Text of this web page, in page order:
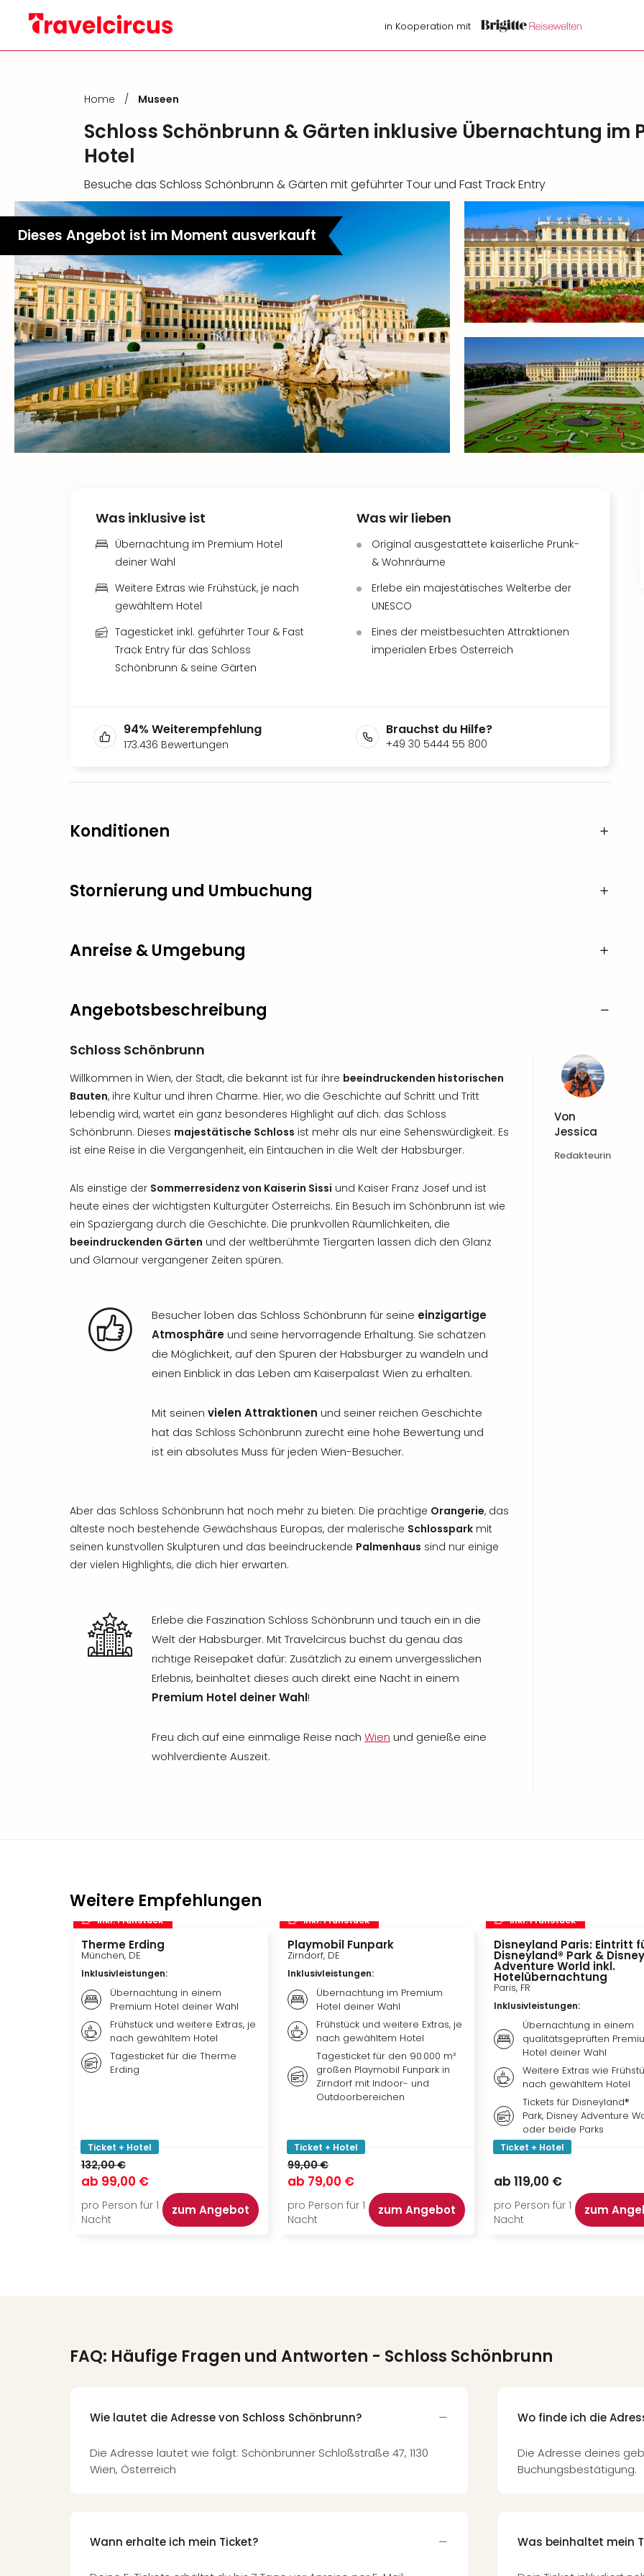
in Kooperation mit
Home / Museen
Schloss Schönbrunn & Gärten inklusive Übernachtung im
Hotel
Besuche das Schloss Schönbrunn & Gärten mit geführter Tour und Fast Track Entry
Dieses Angebot ist im Moment ausverkauft
Was inklusive ist
Übernachtung im Premium Hotel
deiner Wahl
Weitere Extras wie Frühstück, je nach
gewähltem Hotel
Tagesticket inkl. geführter Tour & Fast
Track Entry für das Schloss
Schönbrunn & seine Gärten
Was wir lieben
Original ausgestattete kaiserliche Prunk-
& Wohnräume
Erlebe ein majestätisches Welterbe der
UNESCO
Eines der meistbesuchten Attraktionen
imperialen Erbes Österreich
94% Weiterempfehlung
173.436 Bewertungen
Brauchst du Hilfe?
+49 30 5444 55 800
Konditionen
Stornierung und Umbuchung
Anreise & Umgebung
Angebotsbeschreibung
Schloss Schönbrunn
Willkommen in Wien, der Stadt, die bekannt ist für ihre beeindruckenden historischen
Bauten, ihre Kultur und ihren Charme. Hier, wo die Geschichte auf Schritt und Tritt
lebendig wird, wartet ein ganz besonderes Highlight auf dich: das Schloss
Schönbrunn. Dieses majestätische Schloss ist mehr als nur eine Sehenswürdigkeit. Es
ist eine Reise in die Vergangenheit, ein Eintauchen in die Welt der Habsburger.
Als einstige der Sommerresidenz von Kaiserin Sissi und Kaiser Franz Josef und ist
heute eines der wichtigsten Kulturgüter Österreichs. Ein Besuch im Schönbrunn ist wie
ein Spaziergang durch die Geschichte. Die prunkvollen Räumlichkeiten, die
beeindruckenden Gärten und der weltberühmte Tiergarten lassen dich den Glanz
und Glamour vergangener Zeiten spüren.
Besucher loben das Schloss Schönbrunn für seine einzigartige
Atmosphäreund seine hervorragende Erhaltung. Sie schätzen
die Möglichkeit, auf den Spuren der Habsburger zu wandeln und
einen Einblick in das Leben am Kaiserpalast Wien zu erhalten.
Mit seinen vielen Attraktionen und seiner reichen Geschichte
hat das Schloss Schönbrunn zurecht eine hohe Bewertung und
ist ein absolutes Muss für jeden Wien-Besucher.
Aber das Schloss Schönbrunn hat noch mehr zu bieten: Die prächtige Orangerie, das
älteste noch bestehende Gewächshaus Europas, der malerische Schlosspark mit
seinen kunstvollen Skulpturen und das beeindruckende Palmenhaus sind nur einige
der vielen Highlights, die dich hier erwarten.
Erlebe die Faszination Schloss Schönbrunn und tauch ein in die
Welt der Habsburger. Mit Travelcircus buchst du genau das
richtige Reisepaket dafür: Zusätzlich zu einem unvergesslichen
Erlebnis, beinhaltet dieses auch direkt eine Nacht in einem
Premium Hotel deiner Wahl!
Freu dich auf eine einmalige Reise nach Wien und genieße eine
wohlverdiente Auszeit.
Von
Jessica
Redakteurin
Weitere Empfehlungen
inkl. Frühstück
Therme Erding
München, DE
Inklusivleistungen:
Übernachtung in einem
Premium Hotel deiner Wahl
Frühstück und weitere Extras, je
nach gewähltem Hotel
Tagesticket für die Therme
Erding
Ticket + Hotel
132,00 €
ab 99,00 €
pro Person für 1
Nacht
zum Angebot
inkl. Frühstück
Playmobil Funpark
Zirndorf, DE
Inklusivleistungen:
Übernachtung im Premium
Hotel deiner Wahl
Frühstück und weitere Extras, je
nach gewähltem Hotel
Tagesticket für den 90.000 m²
großen Playmobil Funpark in
Zirndorf mit Indoor- und
Outdoorbereichen
Ticket + Hotel
99,00 €
ab 79,00 €
pro Person für 1
Nacht
zum Angebot
inkl. Frühstück
Disneyland Paris: Eintritt
Disneyland® Park & Disney
Adventure World inkl.
Hotelübernachtung
Paris, FR
Inklusivleistungen:
Übernachtung in einem
qualitätsgeprüften
Hotel deiner Wahl
Weitere Extras wie
nach gewähltem Hotel
Tickets für Disneyland®
Park, Disney Adventure
oder beide Parks
Ticket + Hotel
ab 119,00 €
pro Person für 1
Nacht
zum
FAQ: Häufige Fragen und Antworten - Schloss Schönbrunn
Wie lautet die Adresse von Schloss Schönbrunn?
Die Adresse lautet wie folgt: Schönbrunner Schloßstraße 47, 1130
Wien, Österreich
Wann erhalte ich mein Ticket?
Wo finde ich die
Die Adresse deines
Buchungsbestätigung.
Was beinhaltet mein